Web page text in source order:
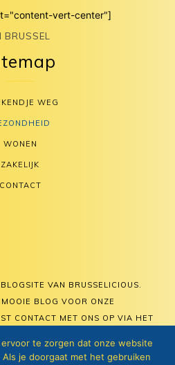
vert-center"]
WEG
WONEN
ZAKELIJK
CONTACT
VAN BRUSSELICIOUS.
BLOG VOOR ONZE
CONTACT MET ONS OP VIA HET
BRUSSELICIOUS
te zorgen dat onze website
je doorgaat met het gebruiken